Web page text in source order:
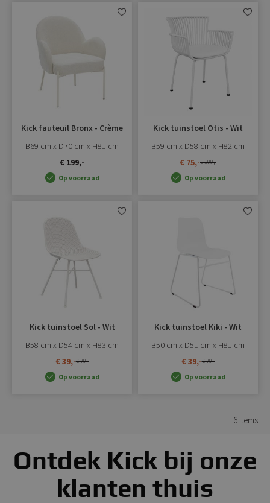
Kick fauteuil Bronx - Crème
B69 cm x D70 cm x H81 cm
€ 199,-
Op voorraad
Kick tuinstoel Otis - Wit
B59 cm x D58 cm x H82 cm
€ 75,-€ 109,-
Op voorraad
Kick tuinstoel Sol - Wit
B58 cm x D54 cm x H83 cm
€ 39,-€ 79,-
Op voorraad
Kick tuinstoel Kiki - Wit
B50 cm x D51 cm x H81 cm
€ 39,-€ 79,-
Op voorraad
6 Items
Ontdek Kick bij onze
klanten thuis